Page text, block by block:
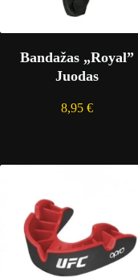
Bandažas „Royal”
Juodas
8,95 €